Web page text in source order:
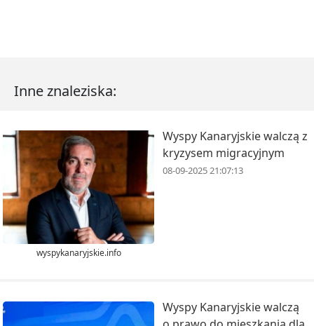
Inne znaleziska:
wyspykanaryjskie.info
Wyspy Kanaryjskie walczą z
kryzysem migracyjnym
08-09-2025 21:07:13
Wyspy Kanaryjskie walczą